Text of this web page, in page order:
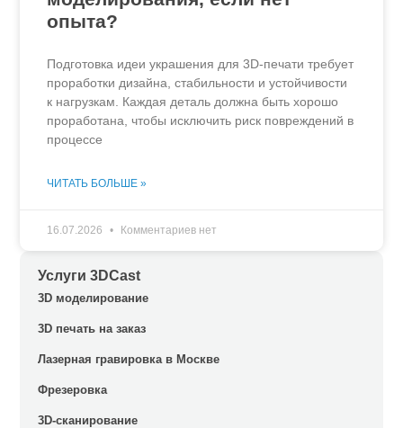
Услуги 3DCast
3D моделирование
3D печать на заказ
Лазерная гравировка в Москве
Фрезеровка
3D-сканирование
опыта?
Подготовка идеи украшения для 3D-печати требует
проработки дизайна, стабильности и устойчивости
к нагрузкам. Каждая деталь должна быть хорошо
проработана, чтобы исключить риск повреждений в
процессе
ЧИТАТЬ БОЛЬШЕ »
16.07.2026 Комментариев нет